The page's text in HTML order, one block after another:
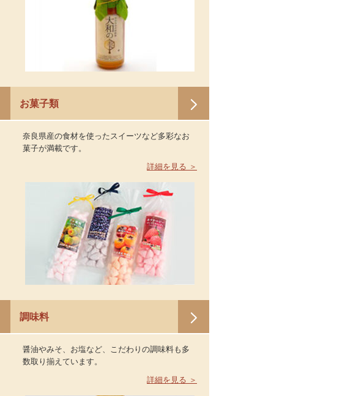
お菓子類
奈良県産の食材を使ったスイーツなど多彩なお
菓子が満載です。
詳細を見る ＞
調味料
醤油やみそ、お塩など、こだわりの調味料も多
数取り揃えています。
詳細を見る ＞